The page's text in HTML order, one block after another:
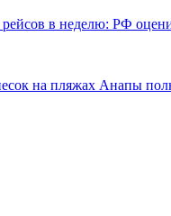
в неделю: РФ
на пляжах Анапы